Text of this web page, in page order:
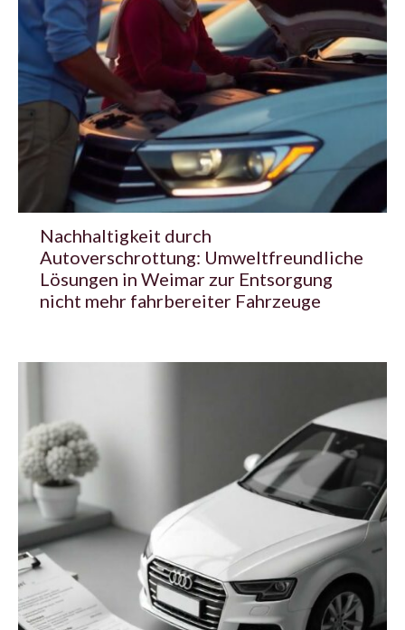
Nachhaltigkeit durch
Autoverschrottung: Umweltfreundliche
Lösungen in Weimar zur Entsorgung
nicht mehr fahrbereiter Fahrzeuge